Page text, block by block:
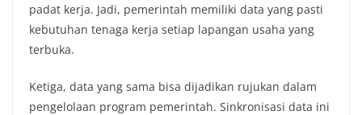
padat kerja. Jadi, pemerintah memiliki data yang pasti
kebutuhan tenaga kerja setiap lapangan usaha yang
terbuka.
Ketiga, data yang sama bisa dijadikan rujukan dalam
pengelolaan program pemerintah. Sinkronisasi data ini